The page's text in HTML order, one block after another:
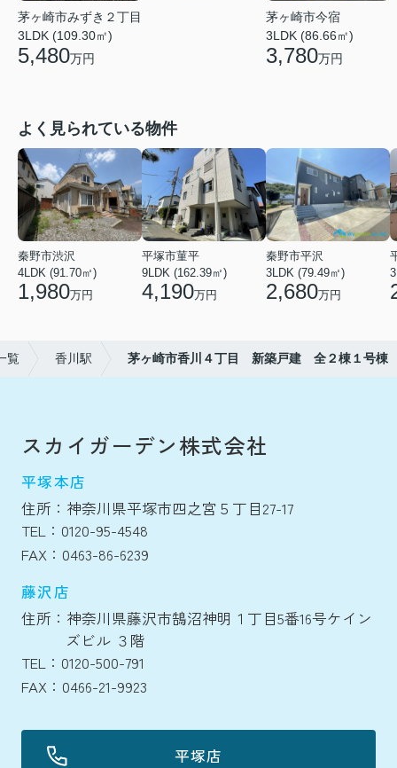
茅ヶ崎市みずき２丁目
3LDK (109.30㎡)
5,480万円
茅ヶ崎市今宿
3LDK (86.66㎡)
3,780万円
よく見られている物件
秦野市渋沢
4LDK (91.70㎡)
1,980万円
平塚市菫平
9LDK (162.39㎡)
4,190万円
秦野市平沢
3LDK (79.49㎡)
2,680万円
覧 香川駅 茅ヶ崎市香川４丁目 新築戸建 全２棟１号棟
スカイガーデン株式会社
平塚本店
住所：神奈川県平塚市四之宮５丁目27-17
TEL：0120-95-4548
FAX：0463-86-6239
藤沢店
住所：神奈川県藤沢市鵠沼神明１丁目5番16号ケイン
ズビル ３階
TEL：0120-500-791
FAX：0466-21-9923
平塚店